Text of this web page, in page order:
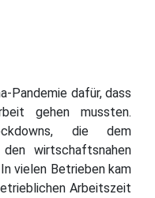
Pandemie dafür, dass
gehen mussten.
die dem
wirtschaftsnahen
vielen Betrieben kam
Arbeitszeit